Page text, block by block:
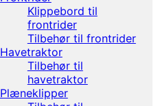
Klippebord til
frontrider
Tilbehør til frontrider
Havetraktor
Tilbehør til
havetraktor
Plæneklipper